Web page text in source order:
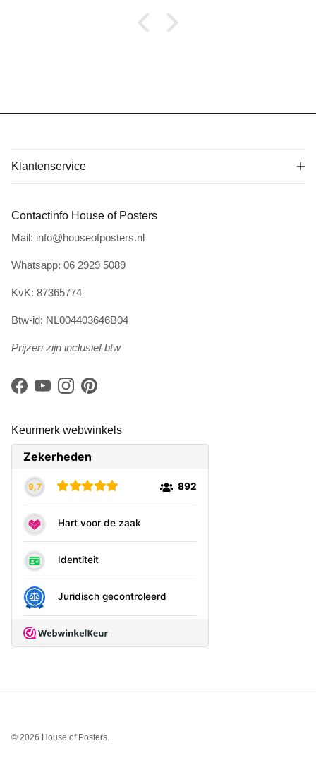
Klantenservice
Contactinfo House of Posters
Mail: info@houseofposters.nl
Whatsapp: 06 2929 5089
KvK: 87365774
Btw-id: NL004403646B04
Prijzen zijn inclusief btw
Facebook
YouTubeInstagramPinterest
Keurmerk webwinkels
© 2026 House of Posters.